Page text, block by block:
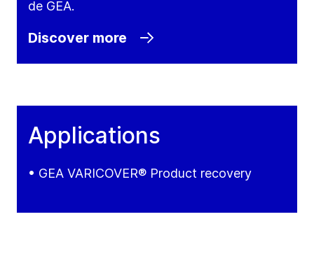
de GEA.
Discover more
Applications
• GEA VARICOVER® Product recovery